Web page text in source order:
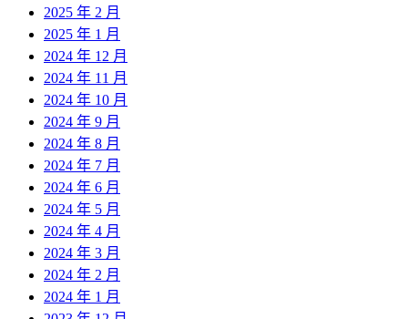
2025 年 2 月
2025 年 1 月
2024 年 12 月
2024 年 11 月
2024 年 10 月
2024 年 9 月
2024 年 8 月
2024 年 7 月
2024 年 6 月
2024 年 5 月
2024 年 4 月
2024 年 3 月
2024 年 2 月
2024 年 1 月